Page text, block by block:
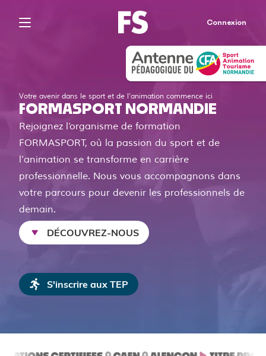
Connexion
Votre avenir dans le sport et de l’animation commence ici
FORMASPORT NORMANDIE
Rejoignez l’organisme de formation
FORMASPORT, où la passion du sport et de
l’animation se transforme en carrière
professionnelle. Nous vous accompagnons dans
votre parcours pour devenir les professionnels de
demain.
DÉCOUVREZ-NOUS
S'inscrire aux TEP